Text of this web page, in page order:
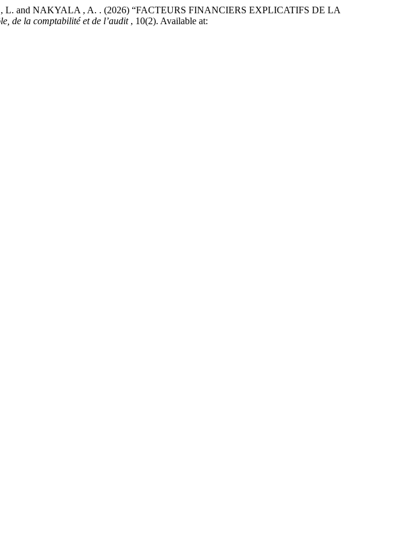
and NAKYALA , A. . (2026) “FACTEURS FINANCIERS EXPLICATIFS DE LA
de la comptabilité et de l’audit , 10(2). Available at: